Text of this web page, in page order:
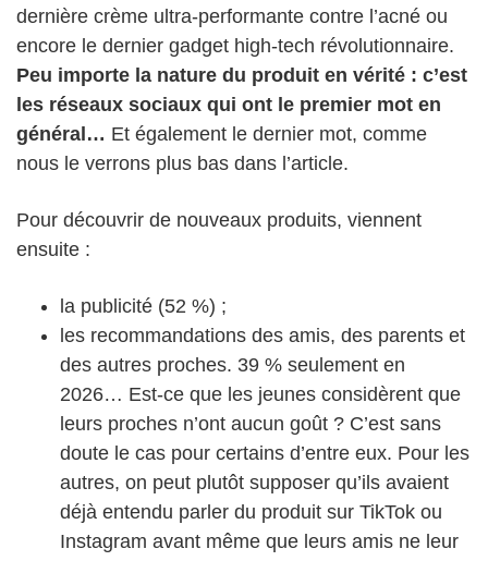
dernière crème ultra-performante contre l’acné ou
encore le dernier gadget high-tech révolutionnaire.
Peu importe la nature du produit en vérité : c’est
les réseaux sociaux qui ont le premier mot en
général… Et également le dernier mot, comme
nous le verrons plus bas dans l’article.
Pour découvrir de nouveaux produits, viennent
ensuite :
la publicité (52 %) ;
les recommandations des amis, des parents et
des autres proches. 39 % seulement en
2026… Est-ce que les jeunes considèrent que
leurs proches n’ont aucun goût ? C’est sans
doute le cas pour certains d’entre eux. Pour les
autres, on peut plutôt supposer qu’ils avaient
déjà entendu parler du produit sur TikTok ou
Instagram avant même que leurs amis ne leur